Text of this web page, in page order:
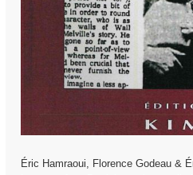
Éric Hamraoui, Florence Godeau &